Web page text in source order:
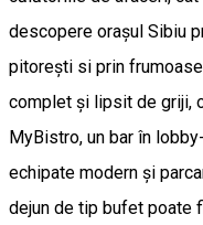
descopere orașul Sibiu
pitorești si prin
complet și lipsit de griji,
MyBistro, un bar în
echipate modern și
dejun de tip bufet poate